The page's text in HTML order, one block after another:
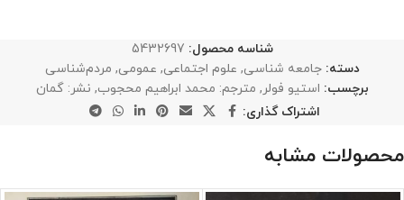
شناسه محصول: 5432697
دسته: جامعه شناسی, علوم اجتماعی, عمومی, مردم‌شناسی
برچسب: استیو فولر, مترجم: محمد ابراهیم محجوب, نشر: گمان
اشتراک گذاری:
محصولات مشابه